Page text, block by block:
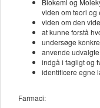
Biokemi og
viden om teori
viden om den
at kunne forstå
undersøge
anvende
indgå i fagligt og
identificere egne
Farmaci: